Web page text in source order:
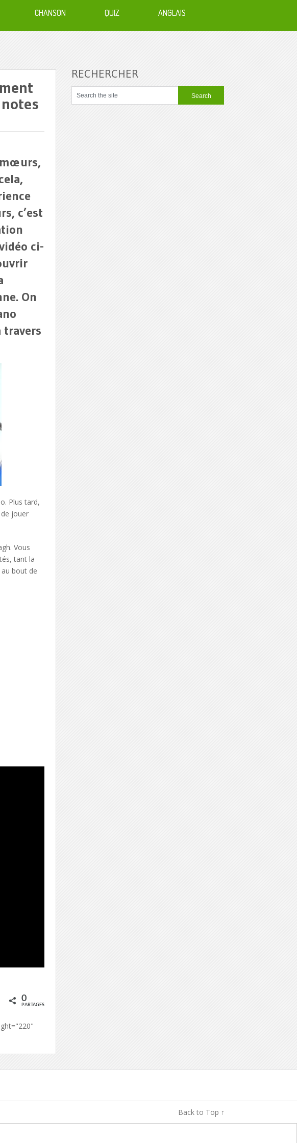
CHANSON QUIZ ANGLAIS
c’est
ci-
On
travers
Plus tard,
jouer
Vous
tant la
bout de
0
PARTAGES
RECHERCHER
Back to Top ↑